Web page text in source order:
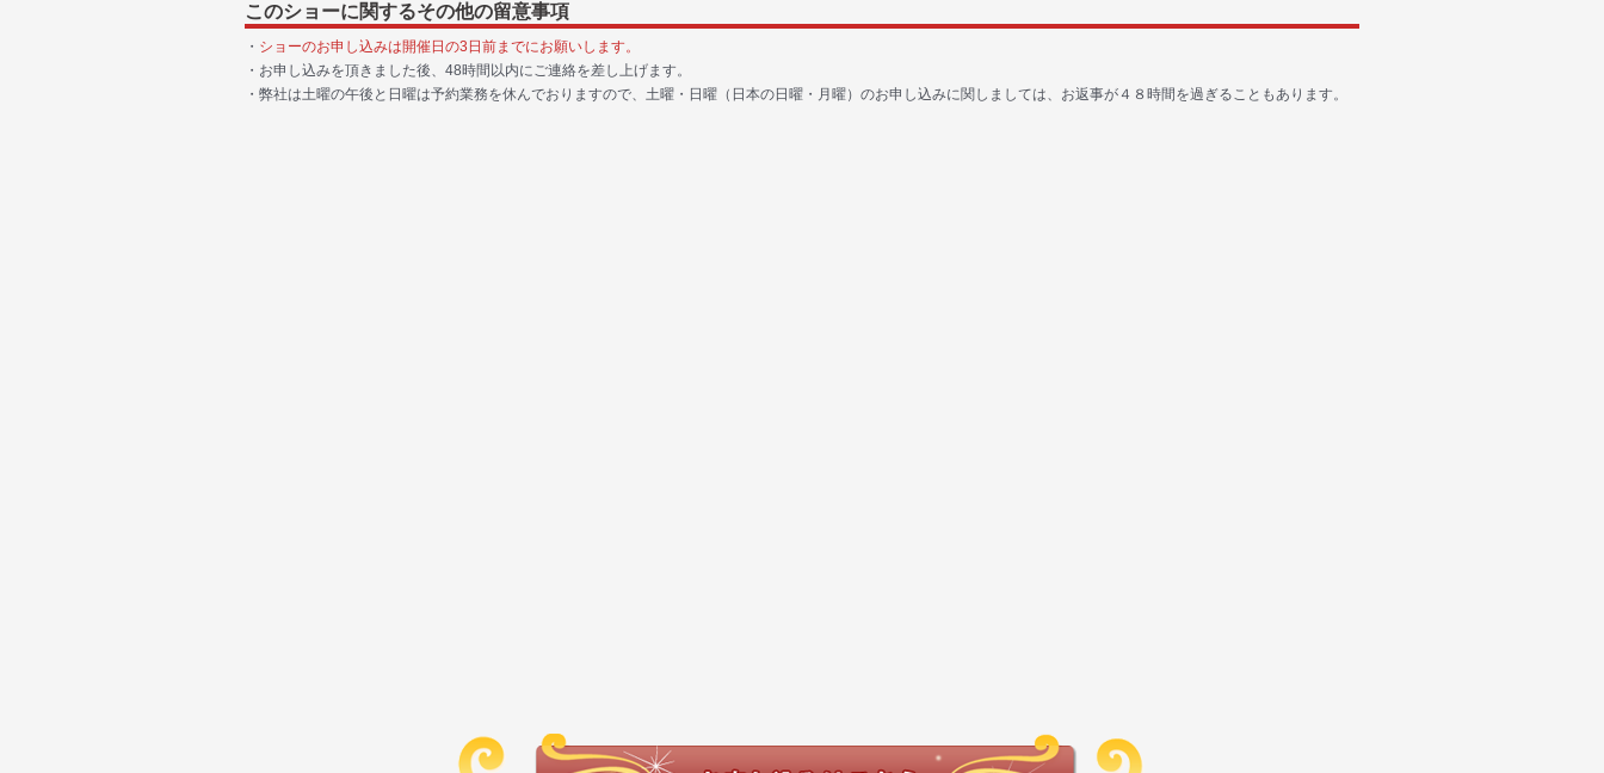
このショーに関するその他の留意事項
・ ショーのお申し込みは開催日の3日前までにお願いします。
・お申し込みを頂きました後、48時間以内にご連絡を差し上げます。
・弊社は土曜の午後と日曜は予約業務を休んでおりますので、土曜・日曜（日本の日曜・月曜）のお申し込みに関しましては、お返事が４８時間を過ぎることもあります。